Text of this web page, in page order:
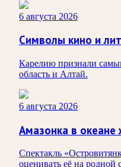
6 августа 2026
Символы кино и
Карелию признали
область и Алтай.
6 августа 2026
Амазонка в океане
Спектакль
оценивать её на родной